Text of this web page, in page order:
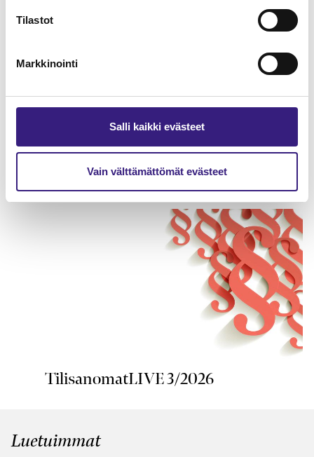
Tilastot
Markkinointi
Salli kaikki evästeet
Vain välttämättömät evästeet
Varautuminen ja jatkuvuuden
hallinta tilitoimistossa
TilisanomatLIVE 3/2026
Luetuimmat